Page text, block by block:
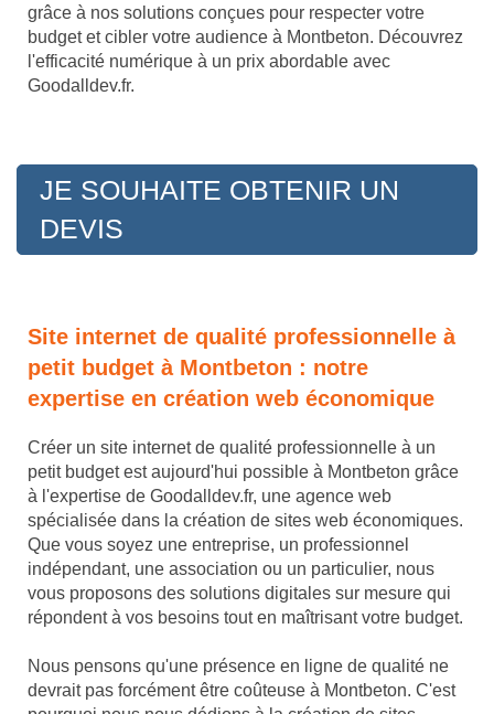
grâce à nos solutions conçues pour respecter votre
budget et cibler votre audience à Montbeton. Découvrez
l'efficacité numérique à un prix abordable avec
Goodalldev.fr.
JE SOUHAITE OBTENIR UN
DEVIS
Site internet de qualité professionnelle à
petit budget à Montbeton : notre
expertise en création web économique
Créer un site internet de qualité professionnelle à un
petit budget est aujourd'hui possible à Montbeton grâce
à l'expertise de Goodalldev.fr, une agence web
spécialisée dans la création de sites web économiques.
Que vous soyez une entreprise, un professionnel
indépendant, une association ou un particulier, nous
vous proposons des solutions digitales sur mesure qui
répondent à vos besoins tout en maîtrisant votre budget.
Nous pensons qu'une présence en ligne de qualité ne
devrait pas forcément être coûteuse à Montbeton. C'est